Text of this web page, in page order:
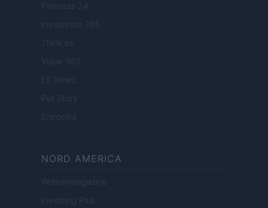
Finanzas 24
Investindo 365
Think.es
Viajar 365
ES Newz
Pet Story
Encocina
NORD AMERICA
Womanmagazine
Investing Plus